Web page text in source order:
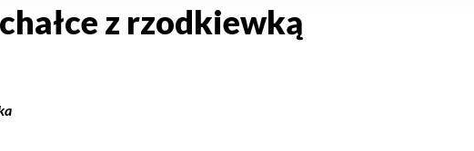
z rzodkiewką